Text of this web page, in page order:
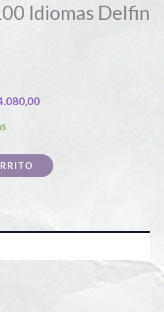
Idiomas Delfin